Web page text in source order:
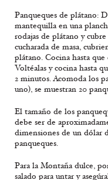
Panqueques de plátano:
mantequilla en una
rodajas de plátano y
cucharada de masa,
plátano. Cocina hasta
Voltéalas y cocina hasta
2 minutos. Acomoda los
uno), se muestran 20
El tamaño de los
debe ser de
dimensiones de un dólar
panqueques.
Para la Montaña dulce,
salado para untar y